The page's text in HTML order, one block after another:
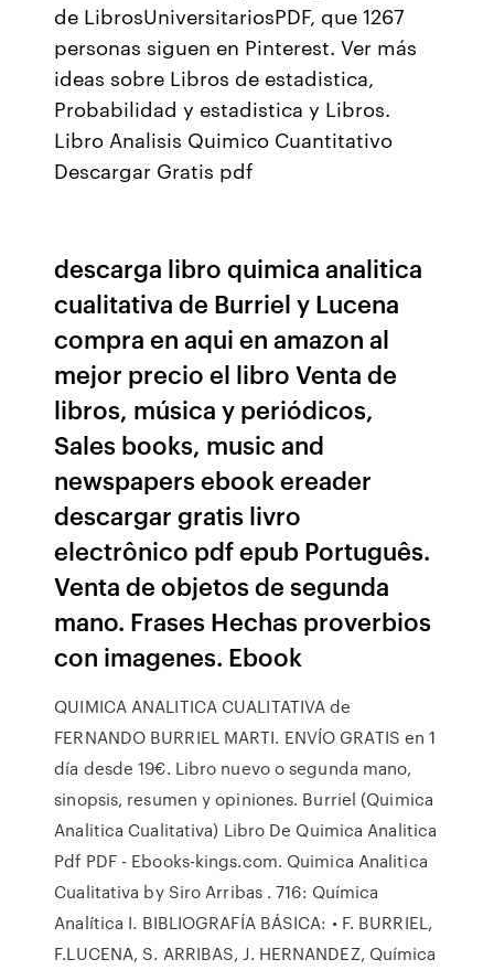
de LibrosUniversitariosPDF, que 1267
personas siguen en Pinterest. Ver más
ideas sobre Libros de estadistica,
Probabilidad y estadistica y Libros.
Libro Analisis Quimico Cuantitativo
Descargar Gratis pdf
descarga libro quimica analitica
cualitativa de Burriel y Lucena
compra en aqui en amazon al
mejor precio el libro Venta de
libros, música y periódicos,
Sales books, music and
newspapers ebook ereader
descargar gratis livro
electrônico pdf epub Português.
Venta de objetos de segunda
mano. Frases Hechas proverbios
con imagenes. Ebook
QUIMICA ANALITICA CUALITATIVA de
FERNANDO BURRIEL MARTI. ENVÍO GRATIS en 1
día desde 19€. Libro nuevo o segunda mano,
sinopsis, resumen y opiniones. Burriel (Quimica
Analitica Cualitativa) Libro De Quimica Analitica
Pdf PDF - Ebooks-kings.com. Quimica Analitica
Cualitativa by Siro Arribas . 716: Química
Analítica I. BIBLIOGRAFÍA BÁSICA: • F. BURRIEL,
F.LUCENA, S. ARRIBAS, J. HERNANDEZ, Química